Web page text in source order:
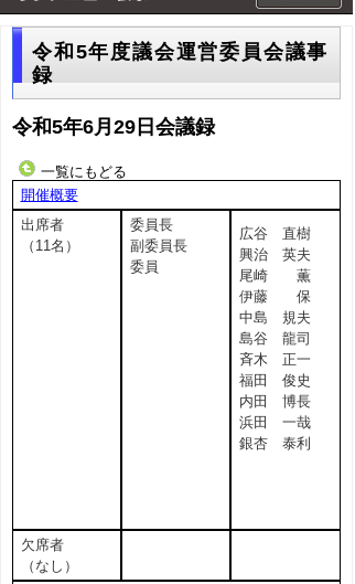
令和5年度議会運営委員会議事
録
令和5年6月29日会議録
一覧にもどる
開催概要
出席者
（11名）
委員長
副委員長
委員
広谷 直樹
興治 英夫
尾崎 薫
伊藤 保
中島 規夫
島谷 龍司
斉木 正一
福田 俊史
内田 博長
浜田 一哉
銀杏 泰利
欠席者
（なし）